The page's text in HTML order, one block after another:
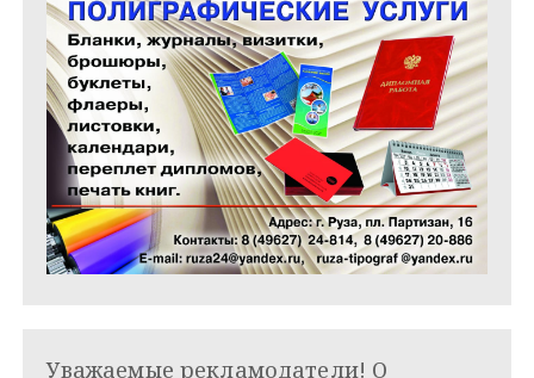
Уважаемые рекламодатели! О